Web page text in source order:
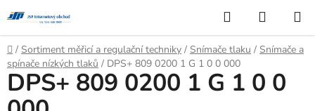
na
obsah
Hledat
KOŠÍK
Domů
/ Sortiment měřicí a regulační techniky / Snímače tlaku / Snímače a
spínače nízkých tlaků / DPS+ 809 0200 1 G 1 0 0 000
DPS+ 809 0200 1 G 1 0 0